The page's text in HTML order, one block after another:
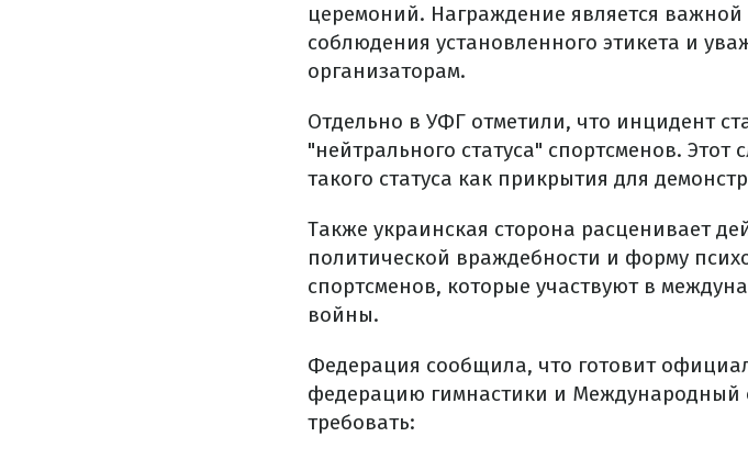
церемоний. Награждение является
соблюдения установленного этикета и
организаторам.
Отдельно в УФГ отметили, что инцидент
"нейтрального статуса" спортсменов. Этот
такого статуса как прикрытия для
Также украинская сторона расценивает
политической враждебности и форму
спортсменов, которые участвуют в
войны.
Федерация сообщила, что готовит
федерацию гимнастики и Международный
требовать: